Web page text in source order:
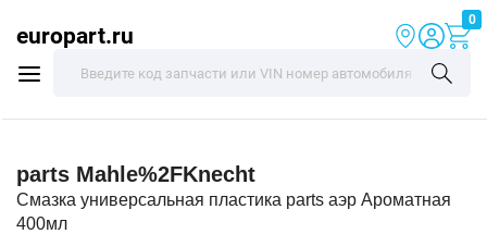
europart.ru
0
parts Mahle%2FKnecht
Смазка универсальная пластика parts аэр Ароматная
400мл